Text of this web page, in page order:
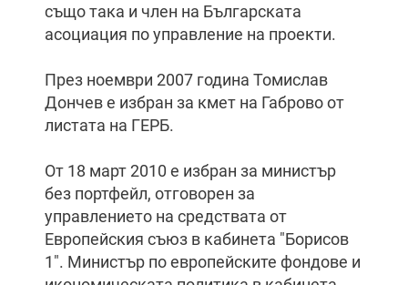
също така и член на Българската
асоциация по управление на проекти.
През ноември 2007 година Томислав
Дончев е избран за кмет на Габрово от
листата на ГЕРБ.
От 18 март 2010 е избран за министър
без портфейл, отговорен за
управлението на средствата от
Европейския съюз в кабинета "Борисов
1". Министър по европейските фондове и